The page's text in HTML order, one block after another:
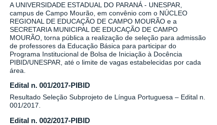
A UNIVERSIDADE ESTADUAL DO PARANÁ - UNESPAR,
campus de Campo Mourão, em convênio com o NÚCLEO
REGIONAL DE EDUCAÇÃO DE CAMPO MOURÃO e a
SECRETARIA MUNICIPAL DE EDUCAÇÃO DE CAMPO
MOURÃO, torna pública a realização de seleção para admissão
de professores da Educação Básica para participar do
Programa Institucional de Bolsa de Iniciação à Docência
PIBID/UNESPAR, até o limite de vagas estabelecidas por cada
área.
Edital n. 001/2017-PIBID
Resultado Seleção Subprojeto de Língua Portuguesa – Edital n.
001/2017.
Edital n. 002/2017-PIBID